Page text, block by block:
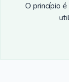
O princípio